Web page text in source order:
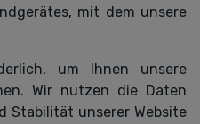
mit dem unsere
um Ihnen unsere
Wir nutzen die Daten
Stabilität unserer Website